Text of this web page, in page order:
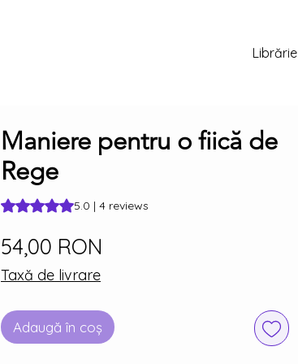
Librărie
Maniere pentru o fiică de
Rege
Rating is 5.0 out of five stars based on 4 reviews
5.0 | 4 reviews
54,00 RON
Taxă de livrare
Adaugă în coș